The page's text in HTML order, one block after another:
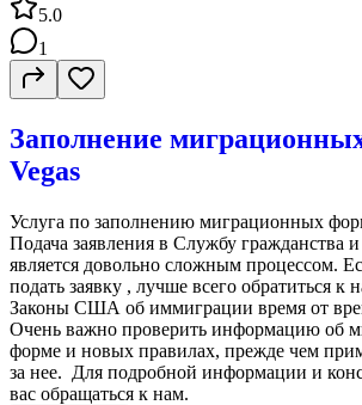
5.0
1
Заполнение
Vegas
Услуга по заполнению миграционных
Подача заявления в Службу
является довольно сложным процессом.
подать заявку , лучше всего обратиться
Законы США об иммиграции время от
Очень важно проверить информацию об
форме и новых правилах, прежде чем
за нее. Для подробной информации и
вас обращаться к нам.